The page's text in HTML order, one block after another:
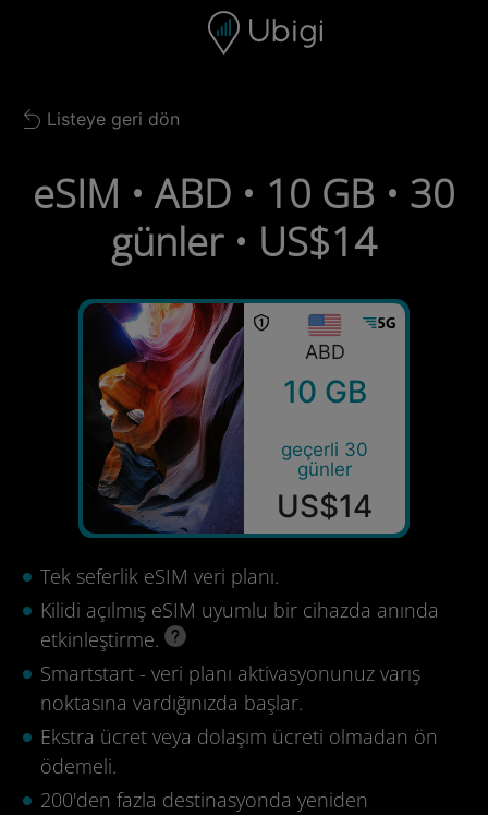
Gezinme çubuğu Alt bilgi
Back to list
Listeye geri dön
eSIM • ABD • 10 GB • 30
günler • US$14
ABD
10 GB
geçerli 30
günler
US$14
Tek seferlik eSIM veri planı.
Kilidi açılmış eSIM uyumlu bir cihazda anında
etkinleştirme.
Smartstart - veri planı aktivasyonunuz varış
noktasına vardığınızda başlar.
Ekstra ücret veya dolaşım ücreti olmadan ön
ödemeli.
200'den fazla destinasyonda yeniden